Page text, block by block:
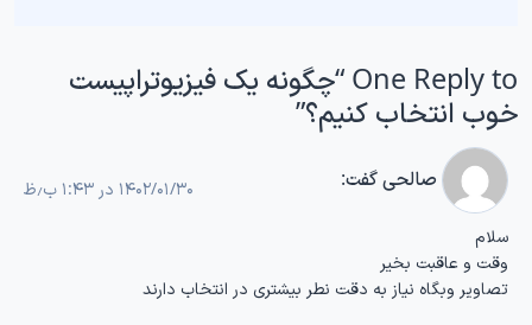
One Reply to “چگونه یک فیزیوتراپیست
خوب انتخاب کنیم؟”
صالحیگفت: ۱۴۰۲/۰۱/۳۰ در ۱:۴۳ ب٫ظ
سلام
وقت و عاقبت بخیر
تصاویر وبگاه نیاز به دقت نطر بیشتری در انتخاب دارند